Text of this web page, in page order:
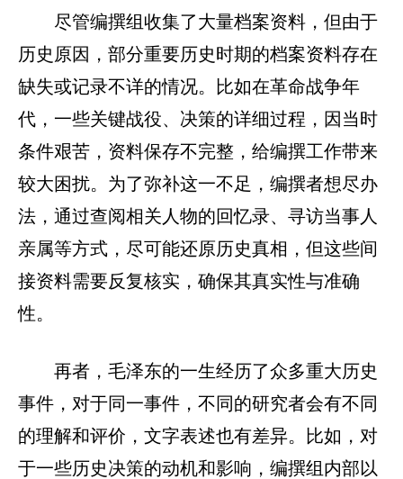
尽管编撰组收集了大量档案资料，但由于
历史原因，部分重要历史时期的档案资料存在
缺失或记录不详的情况。比如在革命战争年
代，一些关键战役、决策的详细过程，因当时
条件艰苦，资料保存不完整，给编撰工作带来
较大困扰。为了弥补这一不足，编撰者想尽办
法，通过查阅相关人物的回忆录、寻访当事人
亲属等方式，尽可能还原历史真相，但这些间
接资料需要反复核实，确保其真实性与准确
性。
再者，毛泽东的一生经历了众多重大历史
事件，对于同一事件，不同的研究者会有不同
的理解和评价，文字表述也有差异。比如，对
于一些历史决策的动机和影响，编撰组内部以